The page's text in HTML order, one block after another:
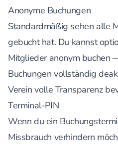
Anonyme Buchungen
Standardmäßig sehen alle
gebucht hat. Du kannst
Mitglieder anonym buchen
Buchungen vollständig
Verein volle Transparenz
Terminal-PIN
Wenn du ein
Missbrauch verhindern